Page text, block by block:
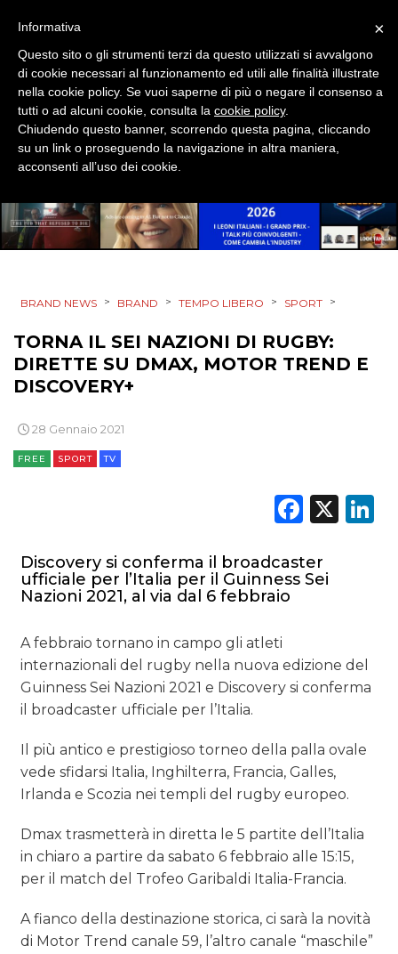
DIGITALE
EDITORIA
ESTERNA
TV
DATI
RICERCHE
PREVISIONI/SCENARI
CASE HISTORY
OPINIONI
BRAND NEWS > BRAND > TEMPO LIBERO > SPORT >
TORNA IL SEI NAZIONI DI RUGBY:
DIRETTE SU DMAX, MOTOR TREND E
DISCOVERY+
28 Gennaio 2021
FREE SPORT TV
X
Discovery si conferma il broadcaster
ufficiale per l’Italia per il Guinness Sei
Nazioni 2021, al via dal 6 febbraio
A febbraio tornano in campo gli atleti
internazionali del rugby nella nuova edizione del
Guinness Sei Nazioni 2021 e Discovery si conferma
il broadcaster ufficiale per l’Italia.
Il più antico e prestigioso torneo della palla ovale
vede sfidarsi Italia, Inghilterra, Francia, Galles,
Irlanda e Scozia nei templi del rugby europeo.
Dmax trasmetterà in diretta le 5 partite dell’Italia
in chiaro a partire da sabato 6 febbraio alle 15:15,
per il match del Trofeo Garibaldi Italia-Francia.
A fianco della destinazione storica, ci sarà la novità
di Motor Trend canale 59, l’altro canale “maschile”
×
Informativa
Questo sito o gli strumenti terzi da questo utilizzati si avvalgono
di cookie necessari al funzionamento ed utili alle finalità illustrate
nella cookie policy. Se vuoi saperne di più o negare il consenso a
tutti o ad alcuni cookie, consulta la cookie policy.
Chiudendo questo banner, scorrendo questa pagina, cliccando
su un link o proseguendo la navigazione in altra maniera,
acconsenti all’uso dei cookie.